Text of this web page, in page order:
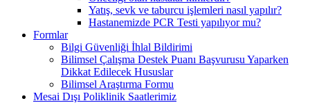
Yatış, sevk ve taburcu işlemleri nasıl yapılır?
Hastanemizde PCR Testi yapılıyor mu?
Formlar
Bilgi Güvenliği İhlal Bildirimi
Bilimsel Çalışma Destek Puanı Başvurusu Yaparken
Dikkat Edilecek Hususlar
Bilimsel Araştırma Formu
Mesai Dışı Poliklinik Saatlerimiz